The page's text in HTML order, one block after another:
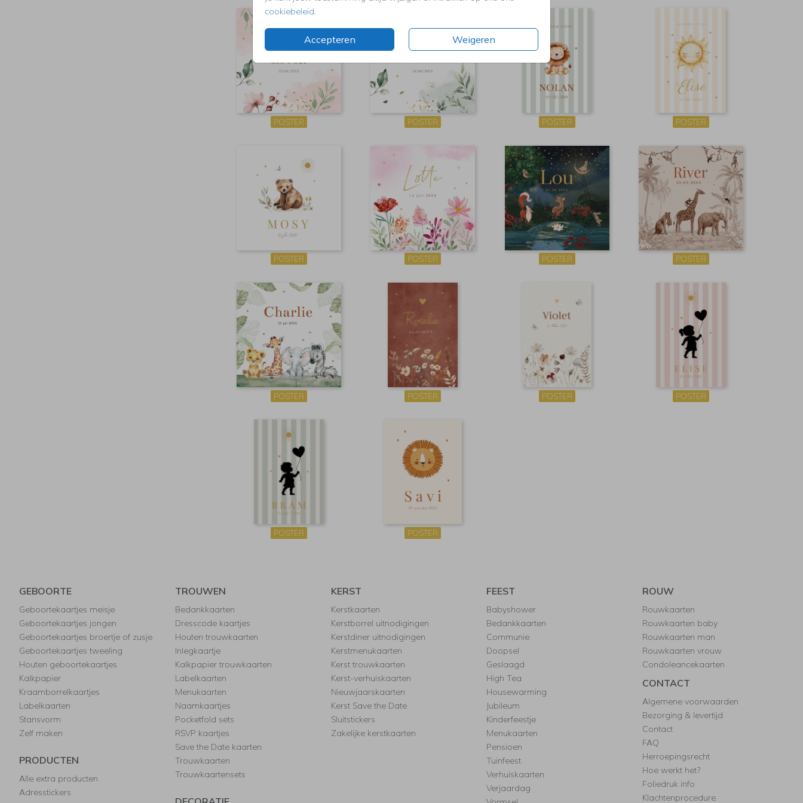
cookiebeleid.
Accepteren Weigeren
POSTER POSTER POSTER POSTER
POSTER POSTER POSTER POSTER
POSTER POSTER POSTER POSTER
POSTER POSTER
GEBOORTE
Geboortekaartjes meisje
Geboortekaartjes jongen
Geboortekaartjes broertje of zusje
Geboortekaartjes tweeling
Houten geboortekaartjes
Kalkpapier
Kraamborrelkaartjes
Labelkaarten
Stansvorm
Zelf maken
PRODUCTEN
Alle extra producten
Adresstickers
TROUWEN
Bedankkaarten
Dresscode kaartjes
Houten trouwkaarten
Inlegkaartje
Kalkpapier trouwkaarten
Labelkaarten
Menukaarten
Naamkaartjes
Pocketfold sets
RSVP kaartjes
Save the Date kaarten
Trouwkaarten
Trouwkaartensets
KERST
Kerstkaarten
Kerstborrel uitnodigingen
Kerstdiner uitnodigingen
Kerstmenukaarten
Kerst trouwkaarten
Kerst-verhuiskaarten
Nieuwjaarskaarten
Kerst Save the Date
Sluitstickers
Zakelijke kerstkaarten
FEEST
Babyshower
Bedankkaarten
Communie
Doopsel
Geslaagd
High Tea
Housewarming
Jubileum
Kinderfeestje
Menukaarten
Pensioen
Tuinfeest
Verhuiskaarten
Verjaardag
ROUW
Rouwkaarten
Rouwkaarten baby
Rouwkaarten man
Rouwkaarten vrouw
Condoleancekaarten
CONTACT
Algemene voorwaarden
Bezorging & levertijd
Contact
FAQ
Herroepingsrecht
Hoe werkt het?
Foliedruk info
Klachtenprocedure